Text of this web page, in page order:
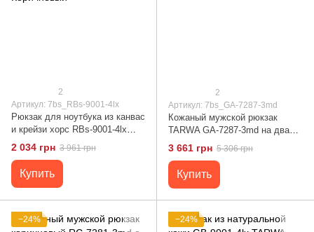
2
Артикул: 7bs_RBs-9001-4lx
Рюкзак для ноутбука из канвас
и крейзи хорс RBs-9001-4lx
бренда TARWA Коричневый
2 034 грн 3 961 грн
Купить
2
Артикул: 7bs_GA-7287-3md
Кожаный мужской рюкзак
TARWA GA-7287-3md на два
отдела Черный
3 661 грн 5 306 грн
Купить
−24% −24%